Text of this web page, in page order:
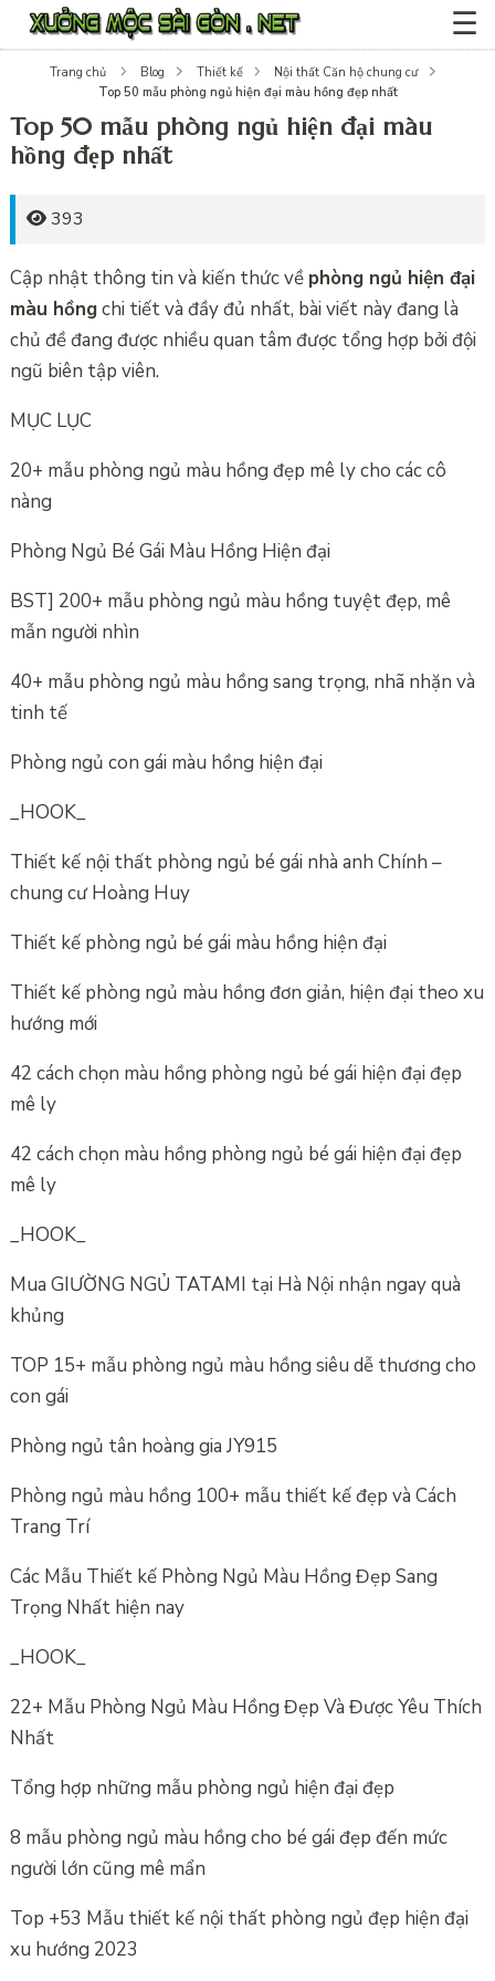
☰
Trang chủ Blog Thiết kế
Nội thất Căn hộ chung cư
Top 50 mẫu phòng ngủ hiện đại màu hồng đẹp nhất
Top 50 mẫu phòng ngủ hiện đại màu
hồng đẹp nhất
393
Cập nhật thông tin và kiến thức về phòng ngủ hiện đại
màu hồngchi tiết và đầy đủ nhất, bài viết này đang là
chủ đề đang được nhiều quan tâm được tổng hợp bởi đội
ngũ biên tập viên.
MỤC LỤC
20+ mẫu phòng ngủ màu hồng đẹp mê ly cho các cô
nàng
Phòng Ngủ Bé Gái Màu Hồng Hiện đại
BST] 200+ mẫu phòng ngủ màu hồng tuyệt đẹp, mê
mẫn người nhìn
40+ mẫu phòng ngủ màu hồng sang trọng, nhã nhặn và
tinh tế
Phòng ngủ con gái màu hồng hiện đại
_HOOK_
Thiết kế nội thất phòng ngủ bé gái nhà anh Chính –
chung cư Hoàng Huy
Thiết kế phòng ngủ bé gái màu hồng hiện đại
Thiết kế phòng ngủ màu hồng đơn giản, hiện đại theo xu
hướng mới
42 cách chọn màu hồng phòng ngủ bé gái hiện đại đẹp
mê ly
42 cách chọn màu hồng phòng ngủ bé gái hiện đại đẹp
mê ly
_HOOK_
Mua GIƯỜNG NGỦ TATAMI tại Hà Nội nhận ngay quà
khủng
TOP 15+ mẫu phòng ngủ màu hồng siêu dễ thương cho
con gái
Phòng ngủ tân hoàng gia JY915
Phòng ngủ màu hồng 100+ mẫu thiết kế đẹp và Cách
Trang Trí
Các Mẫu Thiết kế Phòng Ngủ Màu Hồng Đẹp Sang
Trọng Nhất hiện nay
_HOOK_
22+ Mẫu Phòng Ngủ Màu Hồng Đẹp Và Được Yêu Thích
Nhất
Tổng hợp những mẫu phòng ngủ hiện đại đẹp
8 mẫu phòng ngủ màu hồng cho bé gái đẹp đến mức
người lớn cũng mê mẩn
Top +53 Mẫu thiết kế nội thất phòng ngủ đẹp hiện đại
xu hướng 2023